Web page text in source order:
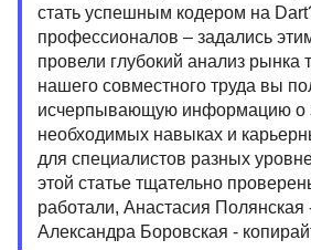
стать успешным кодером на
профессионалов – задались
провели глубокий анализ рынка
нашего совместного труда вы
исчерпывающую информацию о
необходимых навыках и
для специалистов разных
этой статье тщательно
работали, Анастасия Полянская
Александра Боровская -